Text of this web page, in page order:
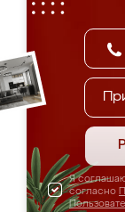
Я
согласно